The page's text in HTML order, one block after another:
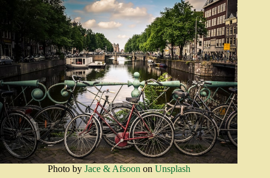
Photo by Jace & Afsoon on Unsplash